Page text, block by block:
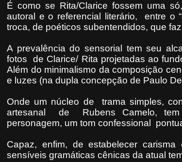
É como se Rita/Clarice fossem uma
autoral e o referencial literário,
entre o “
troca, de poéticos subentendidos, que
A prevalência do sensorial tem seu
fotos
de Clarice/ Rita projetadas ao
Além do minimalismo da composição
e luzes (na dupla concepção de Paulo
Onde um núcleo de
trama simples,
artesanal
de
Rubens Camelo,
personagem, um tom confessional
Capaz, enfim, de estabelecer carisma
sensíveis gramáticas cênicas da atual